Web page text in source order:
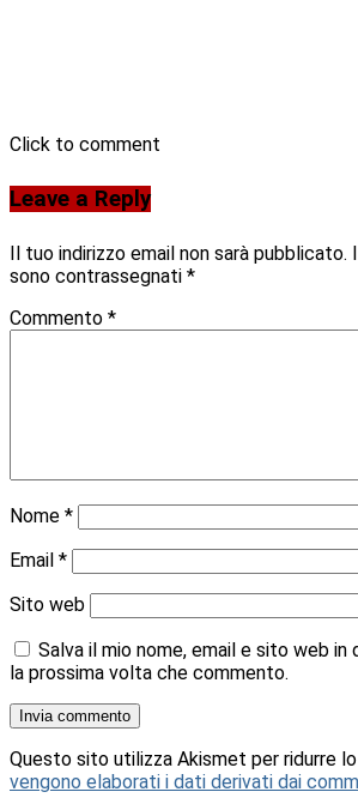
Click to comment
Leave a Reply
Il tuo indirizzo email non sarà pubblicato.
sono contrassegnati *
Commento *
Nome *
Email *
Sito web
Salva il mio nome, email e sito web
la prossima volta che commento.
Questo sito utilizza Akismet per ridurre lo
vengono elaborati i dati derivati dai